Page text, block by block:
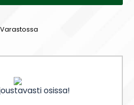
Varastossa
osissa!